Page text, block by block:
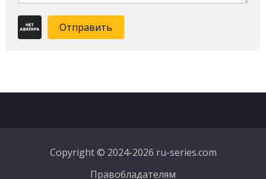
Отправить
Copyright © 2024-2026 ru-series.com
Правобладателям